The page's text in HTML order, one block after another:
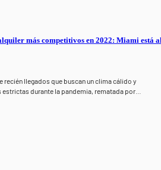
más competitivos en 2022: Miami está
recién llegados que buscan un clima cálido y
durante la pandemia, rematada por…